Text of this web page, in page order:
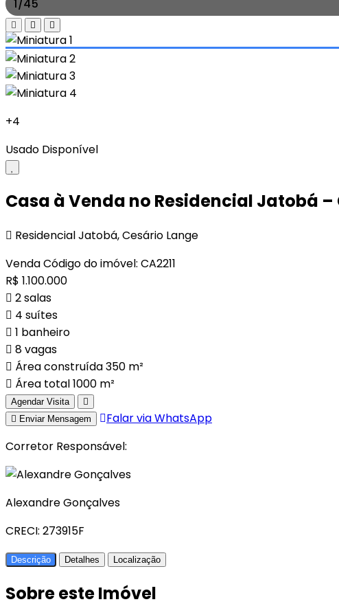
1/45
+4
Usado Disponível
Casa à Venda no Residencial Jatobá –
Residencial Jatobá, Cesário Lange
VendaCódigo do imóvel: CA2211
R$ 1.100.000
2 salas
4 suítes
1 banheiro
8 vagas
Área construída 350 m²
Área total 1000 m²
Agendar Visita
Enviar Mensagem
Falar via WhatsApp
Corretor Responsável:
Alexandre Gonçalves
CRECI: 273915F
Descrição Detalhes Localização
Sobre este Imóvel